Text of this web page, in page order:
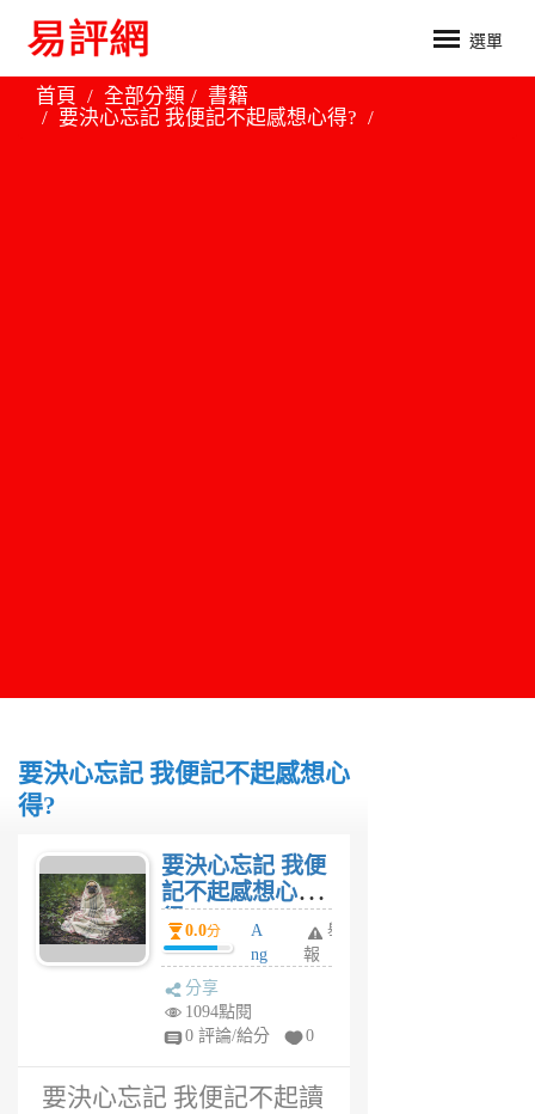
選單
首頁 全部分類
書籍
要決心忘記 我便記不起感想心得?
要決心忘記 我便記不起感想心
得?
要決心忘記 我便
記不起感想心
得?0.0分
A
ng
年
舉
報
分享
1094點閱
0 評論/給分
0
要決心忘記 我便記不起讀